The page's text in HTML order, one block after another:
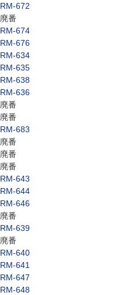
RM-672
廃番
RM-674
RM-676
RM-634
RM-635
RM-638
RM-636
廃番
廃番
RM-683
廃番
廃番
廃番
RM-643
RM-644
RM-646
廃番
RM-639
廃番
RM-640
RM-641
RM-647
RM-648